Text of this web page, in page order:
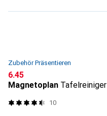
Zubehör Präsentieren
CHF
6.45
Magnetoplan Tafelreiniger
10